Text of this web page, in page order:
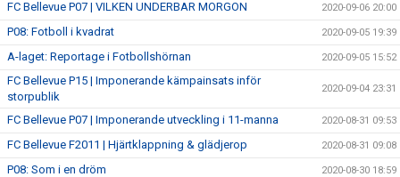
FC Bellevue P07 | VILKEN UNDERBAR MORGON 2020-09-06 20:00
P08: Fotboll i kvadrat 2020-09-05 19:39
A-laget: Reportage i Fotbollshörnan 2020-09-05 15:52
FC Bellevue P15 | Imponerande kämpainsats inför
storpublik
2020-09-04 23:31
FC Bellevue P07 | Imponerande utveckling i 11-manna 2020-08-31 09:53
FC Bellevue F2011 | Hjärtklappning & glädjerop 2020-08-31 09:08
P08: Som i en dröm 2020-08-30 18:59